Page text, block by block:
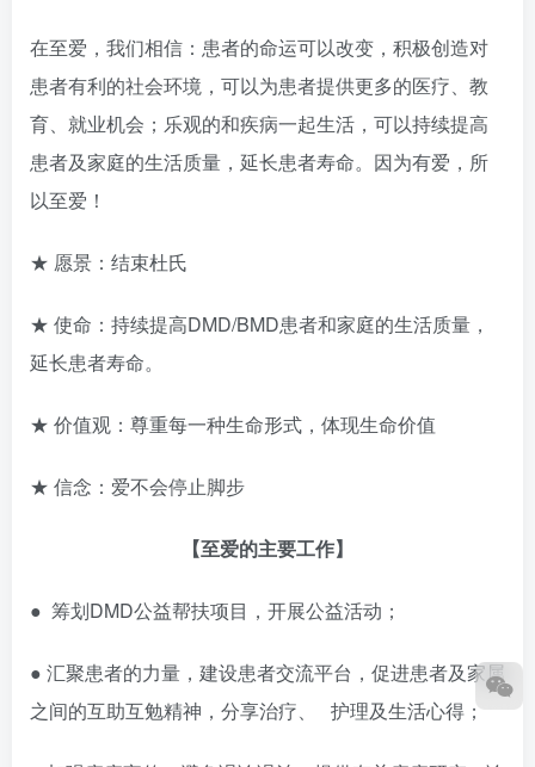
在至爱，我们相信：患者的命运可以改变，积极创造对
患者有利的社会环境，可以为患者提供更多的医疗、教
育、就业机会；乐观的和疾病一起生活，可以持续提高
患者及家庭的生活质量，延长患者寿命。因为有爱，所
以至爱！
★ 愿景：结束杜氏
★ 使命：持续提高DMD/BMD患者和家庭的生活质量，
延长患者寿命。
★ 价值观：尊重每一种生命形式，体现生命价值
★ 信念：爱不会停止脚步
【至爱的主要工作】
● 筹划DMD公益帮扶项目，开展公益活动；
● 汇聚患者的力量，建设患者交流平台，促进患者及家属
之间的互助互勉精神，分享治疗、 护理及生活心得；